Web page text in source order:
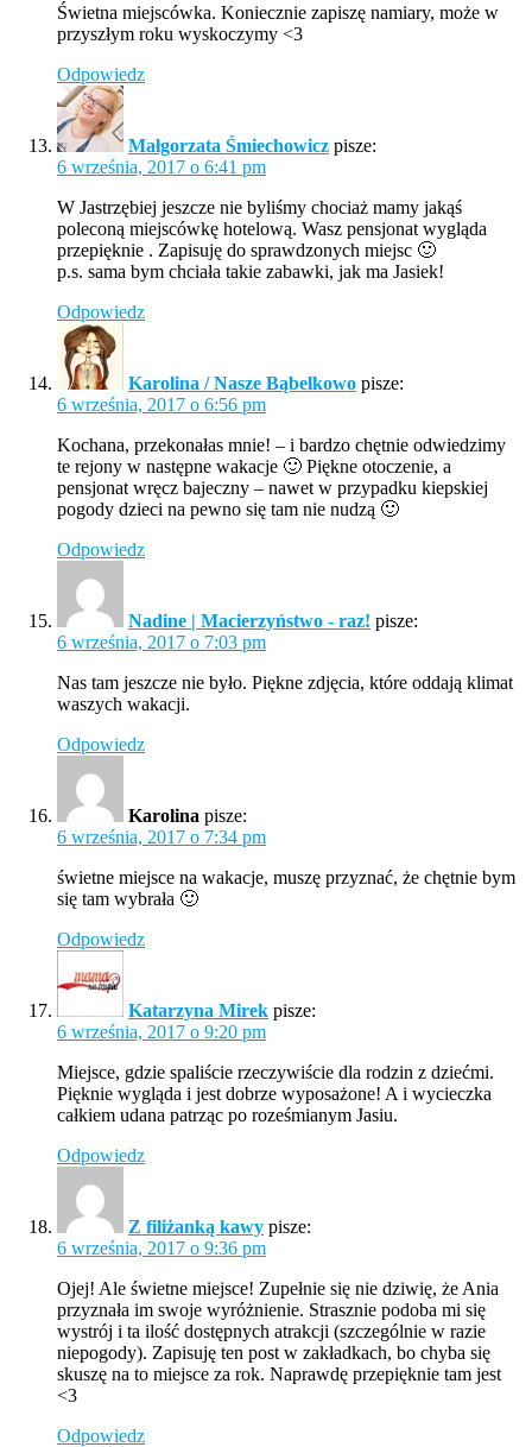
Świetna miejscówka. Koniecznie zapiszę namiary, może w
przyszłym roku wyskoczymy <3
Odpowiedz
Małgorzata Śmiechowicz pisze:
6 września, 2017 o 6:41 pm
W Jastrzębiej jeszcze nie byliśmy chociaż mamy jakąś
poleconą miejscówkę hotelową. Wasz pensjonat wygląda
przepięknie . Zapisuję do sprawdzonych miejsc 🙂
p.s. sama bym chciała takie zabawki, jak ma Jasiek!
Odpowiedz
Karolina / Nasze Bąbelkowo pisze:
6 września, 2017 o 6:56 pm
Kochana, przekonałas mnie! – i bardzo chętnie odwiedzimy
te rejony w następne wakacje 🙂 Piękne otoczenie, a
pensjonat wręcz bajeczny – nawet w przypadku kiepskiej
pogody dzieci na pewno się tam nie nudzą 🙂
Odpowiedz
Nadine | Macierzyństwo - raz! pisze:
6 września, 2017 o 7:03 pm
Nas tam jeszcze nie było. Piękne zdjęcia, które oddają klimat
waszych wakacji.
Odpowiedz
Karolina pisze:
6 września, 2017 o 7:34 pm
świetne miejsce na wakacje, muszę przyznać, że chętnie bym
się tam wybrała 🙂
Odpowiedz
Katarzyna Mirek pisze:
6 września, 2017 o 9:20 pm
Miejsce, gdzie spaliście rzeczywiście dla rodzin z dziećmi.
Pięknie wygląda i jest dobrze wyposażone! A i wycieczka
całkiem udana patrząc po roześmianym Jasiu.
Odpowiedz
Z filiżanką kawy pisze:
6 września, 2017 o 9:36 pm
Ojej! Ale świetne miejsce! Zupełnie się nie dziwię, że Ania
przyznała im swoje wyróżnienie. Strasznie podoba mi się
wystrój i ta ilość dostępnych atrakcji (szczególnie w razie
niepogody). Zapisuję ten post w zakładkach, bo chyba się
skuszę na to miejsce za rok. Naprawdę przepięknie tam jest
<3
Odpowiedz